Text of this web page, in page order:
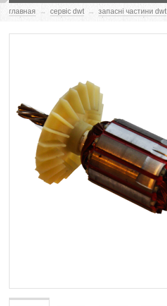
главная → сервіс dwt → запасні частини dwt